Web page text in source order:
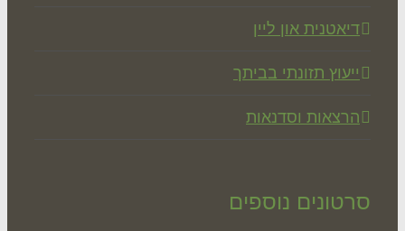
און ליין
תזונתי בביתך
וסדנאות
נוספים